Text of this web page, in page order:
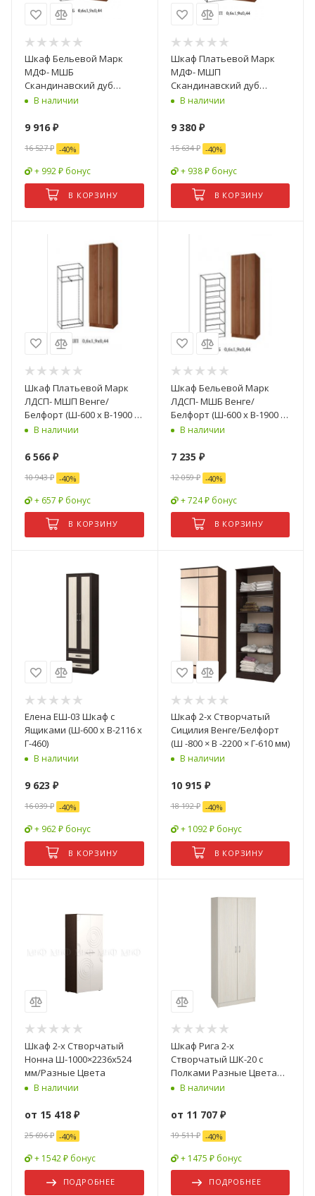
Шкаф Бельевой Марк
МДФ- МШБ
Скандинавский дуб
белый/венге (Ш-400 х
В наличии
9 916 ₽
16 527₽ -40%
+ 992 ₽ бонус
В КОРЗИНУ
Шкаф Платьевой Марк
МДФ- МШП
Скандинавский дуб
белый/венге (Ш-400 х
В наличии
9 380₽
15 634₽ -40%
+ 938 ₽ бонус
В КОРЗИНУ
Шкаф Платьевой Марк
ЛДСП- МШП Венге/
Белфорт (Ш-600 х В-1900 х
Г-440 мм)
В наличии
6 566 ₽
10 943₽ -40%
+ 657 ₽ бонус
В КОРЗИНУ
Шкаф Бельевой Марк
ЛДСП- МШБ Венге/
Белфорт (Ш-600 х В-1900 х
Г-440 мм)
В наличии
7 235 ₽
12 059₽ -40%
+ 724 ₽ бонус
В КОРЗИНУ
Елена ЕШ-03 Шкаф с
Ящиками (Ш-600 x В-2116 x
Г-460)
В наличии
9 623 ₽
16 039₽ -40%
+ 962 ₽ бонус
В КОРЗИНУ
Шкаф 2-х Створчатый
Сицилия Венге/Белфорт
(Ш -800 × В -2200 × Г-610 мм)
В наличии
10 915 ₽
18 192₽ -40%
+ 1092 ₽ бонус
В КОРЗИНУ
Шкаф 2-х Створчатый
Нонна Ш-1000×2236х524
мм/Разные Цвета
В наличии
от 15 418 ₽
25 696 ₽ -40%
+ 1542 ₽ бонус
ПОДРОБНЕЕ
Шкаф Рига 2-х
Створчатый ШК-20 с
Полками Разные Цвета
(Ш-800 х В-2120 х Г-520 мм)
В наличии
от 11 707 ₽
19 511 ₽ -40%
+ 1475 ₽ бонус
ПОДРОБНЕЕ